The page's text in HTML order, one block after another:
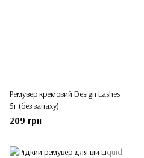
Ремувер кремовий Design Lashes
5г (без запаху)
209 грн